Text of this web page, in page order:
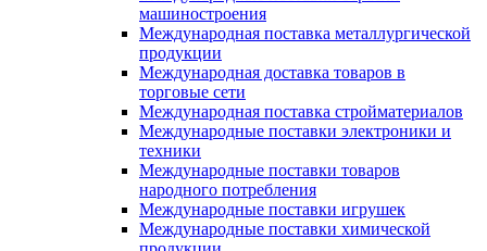
машиностроения
Международная поставка металлургической
продукции
Международная доставка товаров в
торговые сети
Международная поставка стройматериалов
Международные поставки электроники и
техники
Международные поставки товаров
народного потребления
Международные поставки игрушек
Международные поставки химической